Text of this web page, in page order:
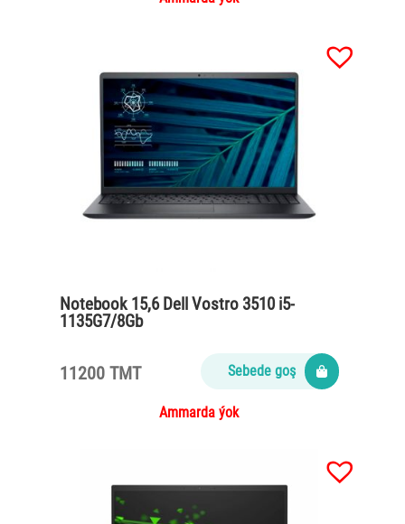
Notebook 15,6 Dell Vostro 3510 i5-
1135G7/8Gb
11200 TMT Sebede goş
Ammarda ýok